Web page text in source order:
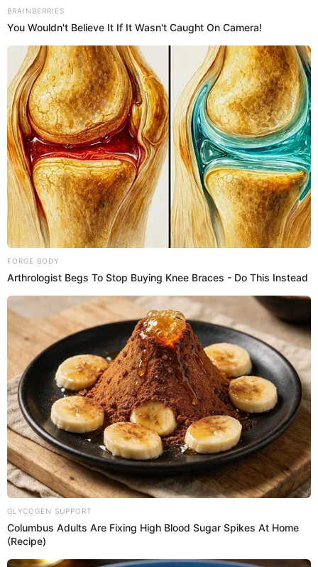
30 Ene 2021 | 17:10 h
Copa Libertadores 2020: Palmeiras anota golazo
ante Santos y se corona como el mejor del
continente [VIDEO]
Breno Lopes fue el encargado de dar la victoria a Palmeiras en el
mítico Estadio Maracaná por la Final Copa Libertadores 2020.
Copa Libertadores 2020